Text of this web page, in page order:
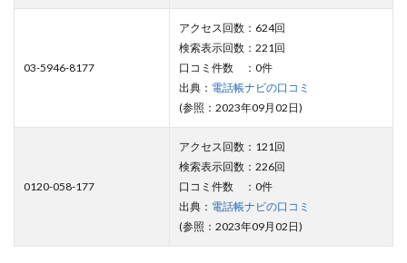
03-5946-8177
アクセス回数：624回
検索表示回数：221回
口コミ件数 ：0件
出典： 電話帳ナビの口コミ
(参照：2023年09月02日)
0120-058-177
アクセス回数：121回
検索表示回数：226回
口コミ件数 ：0件
出典： 電話帳ナビの口コミ
(参照：2023年09月02日)